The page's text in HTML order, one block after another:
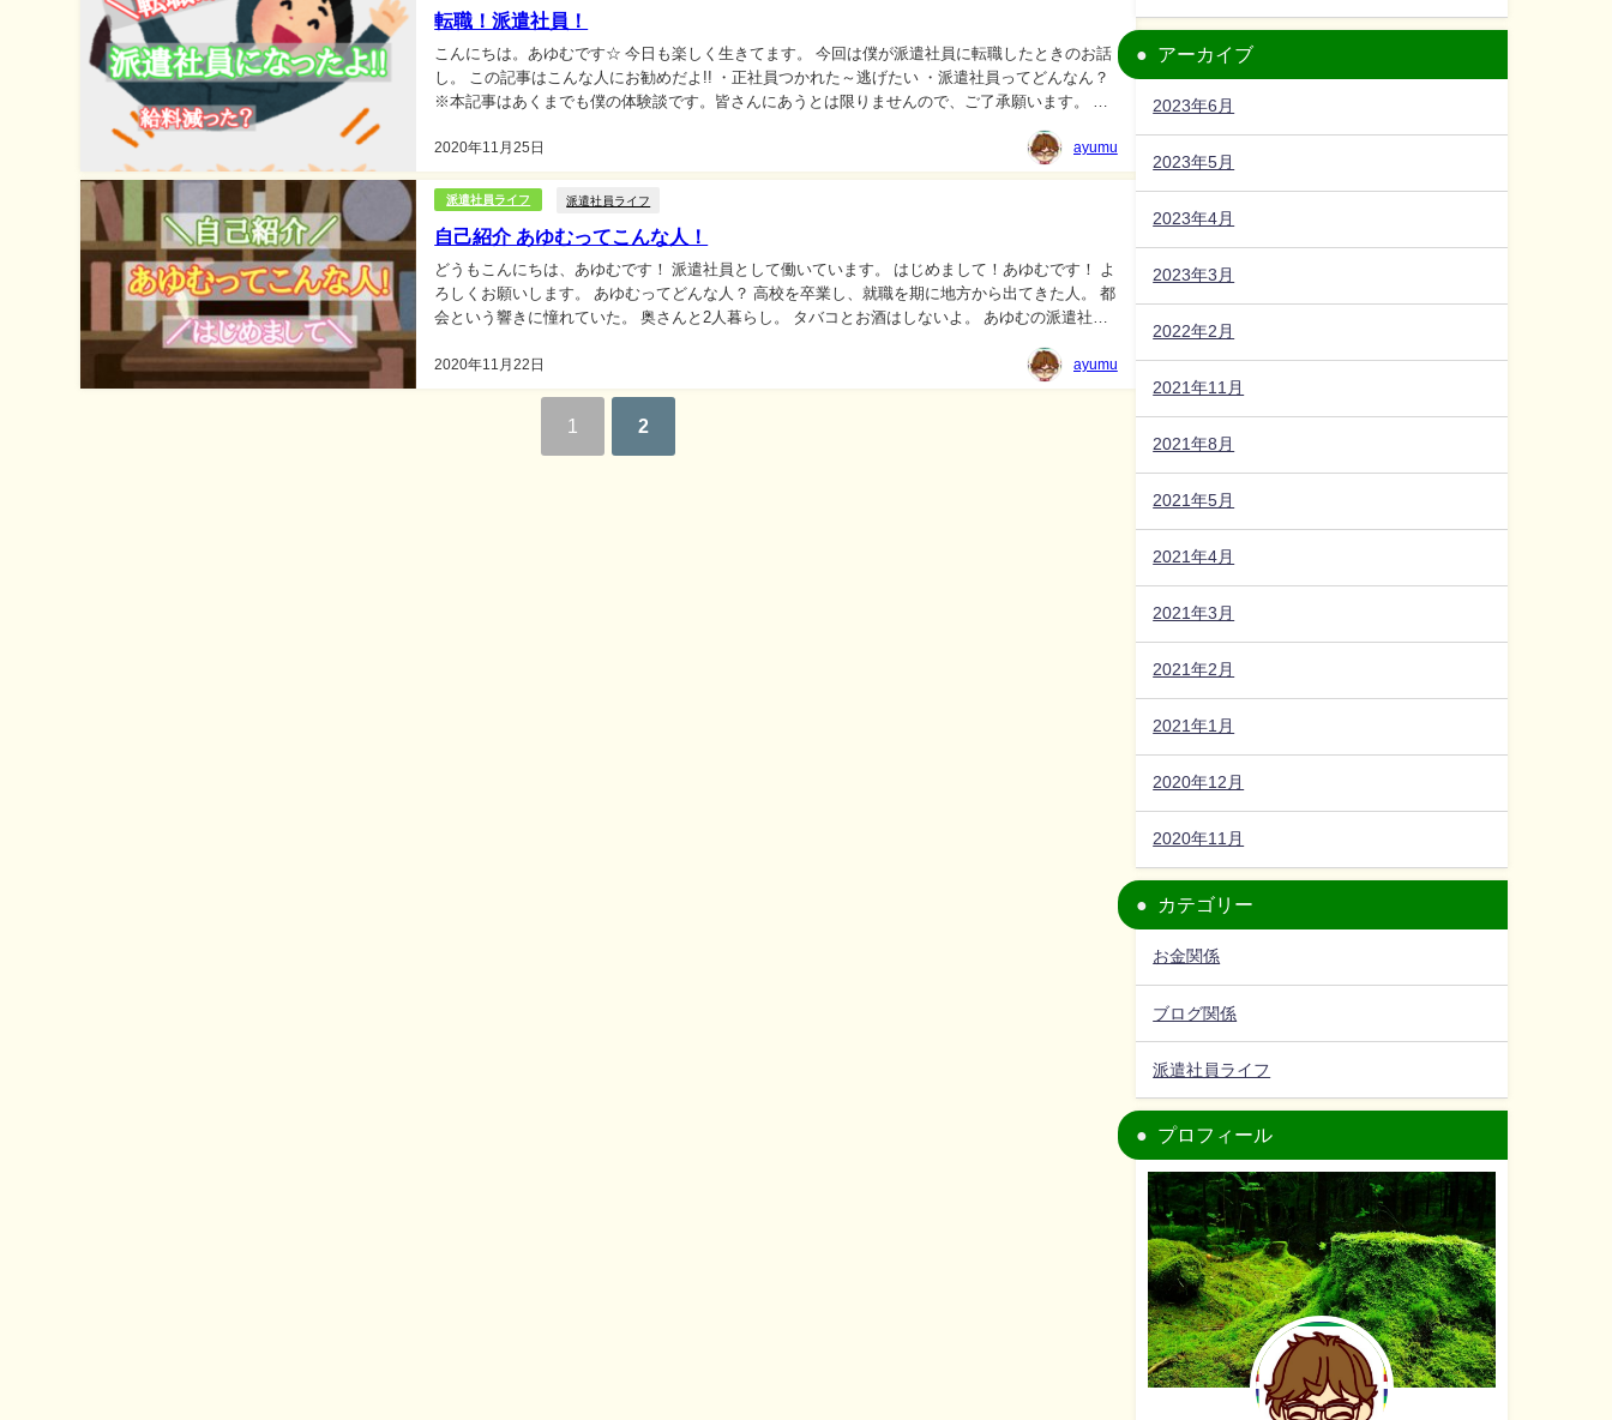
転職！派遣社員！
2020年11月25日
こんにちは。あゆむです☆ 今日も楽しく生きてます。 今回は僕が派遣社員に転職したときのお話
し。 この記事はこんな人にお勧めだよ!! ・正社員つかれた～逃げたい ・派遣社員ってどんなん？
※本記事はあくまでも僕の体験談です。皆さんにあうとは限りませんので、ご了承願います。 派
ayumu
派遣社員ライフ 派遣社員ライフ
自己紹介 あゆむってこんな人！
2020年11月22日
どうもこんにちは、あゆむです！ 派遣社員として働いています。 はじめまして！あゆむです！ よ
ろしくお願いします。 あゆむってどんな人？ 高校を卒業し、就職を期に地方から出てきた人。 都
会という響きに憧れていた。 奥さんと2人暮らし。 タバコとお酒はしないよ。 あゆむの派遣社員
ayumu
1 2
アーカイブ
2023年6月
2023年5月
2023年4月
2023年3月
2022年2月
2021年11月
2021年8月
2021年5月
2021年4月
2021年3月
2021年2月
2021年1月
2020年12月
2020年11月
カテゴリー
お金関係
ブログ関係
派遣社員ライフ
プロフィール